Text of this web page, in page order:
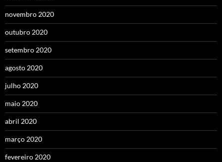
novembro 2020
outubro 2020
setembro 2020
agosto 2020
julho 2020
maio 2020
abril 2020
março 2020
fevereiro 2020